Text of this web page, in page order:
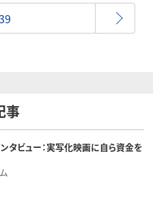
事
タビュー：実写化映画に自ら資金を